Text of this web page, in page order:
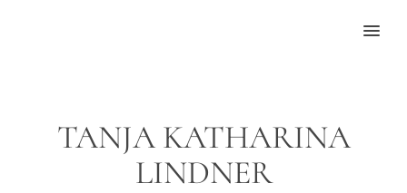
MENU
TANJA KATHARINA
LINDNER